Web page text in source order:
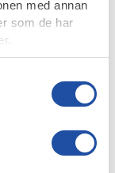
med annan
som de har